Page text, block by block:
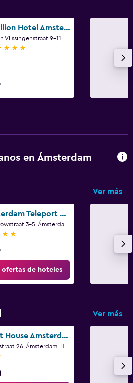
Postillion Hotel Amsterdam
estrellas
en Ámsterdam
Ver más
Amsterdam Teleport Hotel
ofertas de hoteles
Ver más
Guest House Amsterdam
estrella